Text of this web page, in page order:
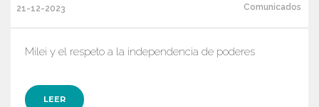
21-12-2023 Comunicados
Milei y el respeto a la independencia de poderes
LEER